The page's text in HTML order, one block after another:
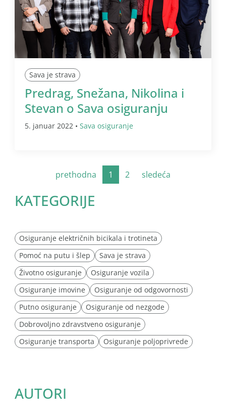
Sava je strava
Predrag, Snežana, Nikolina i
Stevan o Sava osiguranju
5. januar 2022 • Sava osiguranje
prethodna 1 2 sledeća
KATEGORIJE
Osiguranje električnih bicikala i trotineta
Pomoć na putu i šlep
Sava je strava
Životno osiguranje
Osiguranje vozila
Osiguranje imovine
Osiguranje od odgovornosti
Putno osiguranje
Osiguranje od nezgode
Dobrovoljno zdravstveno osiguranje
Osiguranje transporta
Osiguranje poljoprivrede
AUTORI